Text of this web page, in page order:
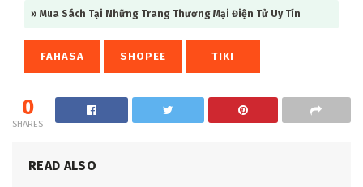
» Mua Sách Tại Những Trang Thương Mại Điện Tử Uy Tín
FAHASA SHOPEE TIKI
0
SHARES
READ ALSO